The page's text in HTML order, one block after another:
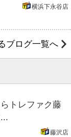
横浜下永谷店
ブログ一覧へ
トレファク藤
藤沢店